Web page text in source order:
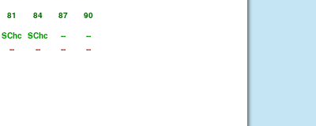
81 84 87
90
SChc SChc --
--
-- -- -- --